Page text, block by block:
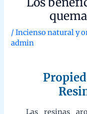
Las resinas
siglos en
perfumería. En
geográfico.